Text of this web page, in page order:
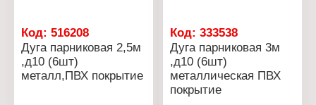
Код: 516208
Дуга парниковая 2,5м
,д10 (6шт)
металл,ПВХ покрытие
Код:333538
Дуга парниковая 3м
,д10 (6шт)
металлическая ПВХ
покрытие